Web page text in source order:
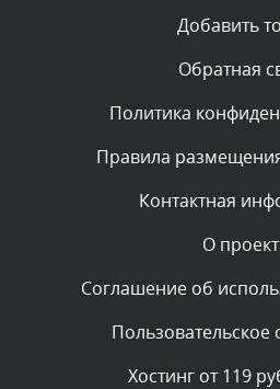
Текст комментария будет
администратором.
Комментарий
администратором.
Комментарий
администратором.
Комментарий
Добавить
Обратная
Политика
Правила
Контактная
О
Соглашение об
Пользовательское
Хостинг от 119